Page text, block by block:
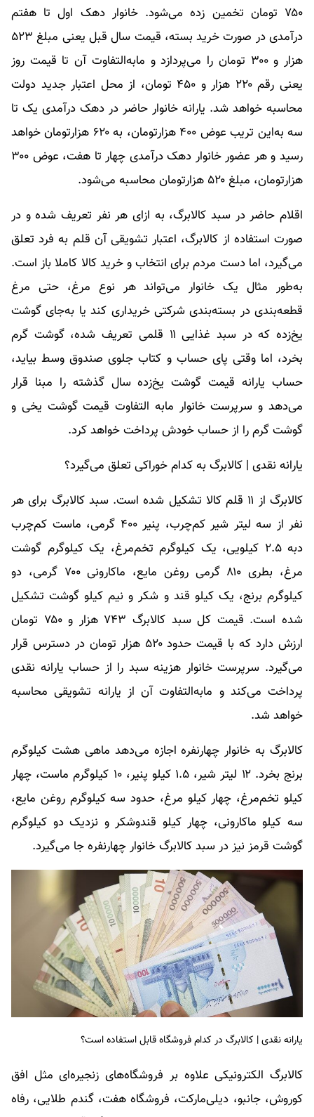
۷۵۰ تومان تخمین زده می‌شود. خانوار دهک اول تا هفتم
درآمدی در صورت خرید بسته، قیمت سال قبل یعنی مبلغ ۵۲۳
هزار و ۳۰۰ تومان را می‌پردازد و مابه‌التفاوت آن تا قیمت روز
یعنی رقم ۲۲۰ هزار و ۴۵۰ تومان، از محل اعتبار جدید دولت
محاسبه خواهد شد. یارانه خانوار حاضر در دهک درآمدی یک تا
سه به‌این تریب عوض ۴۰۰ هزارتومان، به ۶۲۰ هزارتومان خواهد
رسید و هر عضور خانوار دهک درآمدی چهار تا هفت، عوض ۳۰۰
هزارتومان، مبلغ ۵۲۰ هزارتومان محاسبه می‌شود.
اقلام حاضر در سبد کالابرگ، به ازای هر نفر تعریف شده و در
صورت استفاده از کالابرگ، اعتبار تشویقی آن قلم به فرد تعلق
می‌گیرد، اما دست مردم برای انتخاب و خرید کالا کاملا باز است.
به‌طور مثال یک خانوار می‌تواند هر نوع مرغ، حتی مرغ
قطعه‌بندی در بسته‌بندی شرکتی خریداری کند یا به‌جای گوشت
یخ‌زده که در سبد غذایی ۱۱ قلمی تعریف شده، گوشت گرم
بخرد، اما وقتی پای حساب و کتاب جلوی صندوق وسط بیاید،
حساب یارانه قیمت گوشت یخ‌زده سال گذشته را مبنا قرار
می‌دهد و سرپرست خانوار مابه التفاوت قیمت گوشت یخی و
گوشت گرم را از حساب خودش پرداخت خواهد کرد.
یارانه نقدی | کالابرگ به کدام خوراکی تعلق می‌گیرد؟
کالابرگ از ۱۱ قلم کالا تشکیل شده است. سبد کالابرگ برای هر
نفر از سه لیتر شیر کم‌چرب، پنیر ۴۰۰ گرمی، ماست کم‌چرب
دبه ۲.۵ کیلویی، یک کیلوگرم تخم‌مرغ، یک کیلوگرم گوشت
مرغ، بطری ۸۱۰ گرمی روغن مایع، ماکارونی ۷۰۰ گرمی، دو
کیلوگرم برنج، یک کیلو قند و شکر و نیم کیلو گوشت تشکیل
شده است. قیمت کل سبد کالابرگ ۷۴۳ هزار و ۷۵۰ تومان
ارزش دارد که با قیمت حدود ۵۲۰ هزار تومان در دسترس قرار
می‌گیرد. سرپرست خانوار هزینه سبد را از حساب یارانه نقدی
پرداخت می‌کند و مابه‌التفاوت آن از یارانه تشویقی محاسبه
خواهد شد.
کالابرگ به خانوار چهارنفره اجازه می‌دهد ماهی هشت کیلوگرم
برنج بخرد. ۱۲ لیتر شیر، ۱.۵ کیلو پنیر، ۱۰ کیلوگرم ماست، چهار
کیلو تخم‌مرغ، چهار کیلو مرغ، حدود سه کیلوگرم روغن مایع،
سه کیلو ماکارونی، چهار کیلو قندوشکر و نزدیک دو کیلوگرم
گوشت قرمز نیز در سبد کالابرگ خانوار چهارنفره جا می‌گیرد.
یارانه نقدی | کالابرگ در کدام فروشگاه قابل استفاده است؟
کالابرگ الکترونیکی علاوه بر فروشگاه‌های زنجیره‌ای مثل افق
کوروش، جانبو، دیلی‌مارکت، فروشگاه هفت، گندم طلایی، رفاه